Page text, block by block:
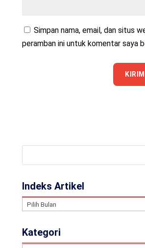
Simpan nama, email, dan situs
peramban ini untuk komentar saya
Indeks Artikel
Indeks
Kategori